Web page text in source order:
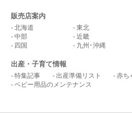
販売店案内
北海道 東北
中部
近畿
四国
九州･沖縄
出産・子育て情報
特集記事 出産準備リスト
赤ち
ベビー用品のメンテナンス